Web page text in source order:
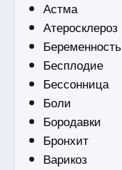
Астма
Атеросклероз
Беременность
Бесплодие
Бессонница
Боли
Бородавки
Бронхит
Варикоз